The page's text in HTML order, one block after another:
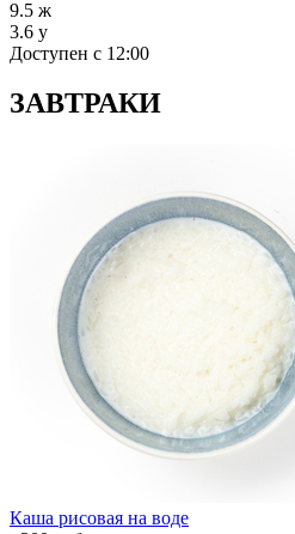
9.5 ж
3.6 у
Доступен с 12:00
ЗАВТРАКИ
Каша рисовая на воде